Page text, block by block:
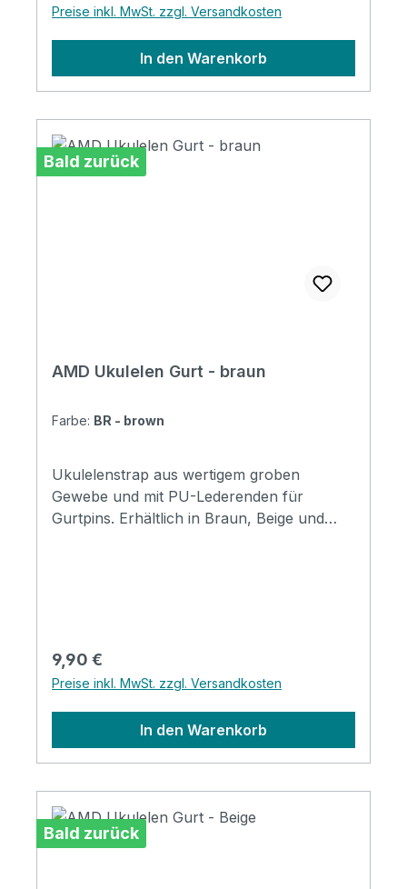
Preise inkl. MwSt. zzgl. Versandkosten
In den Warenkorb
Bald zurück
AMD Ukulelen Gurt - braun
Farbe: BR - brown
Ukulelenstrap aus wertigem groben
Gewebe und mit PU-Lederenden für
Gurtpins. Erhältlich in Braun, Beige und
Regulärer Preis:
9,90 €
Preise inkl. MwSt. zzgl. Versandkosten
In den Warenkorb
Bald zurück